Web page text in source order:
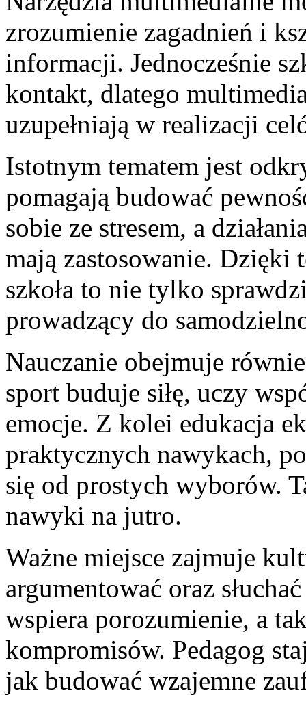
zrozumienie zagadnień i
informacji. Jednocześnie
kontakt, dlatego
uzupełniają w realizacji
Istotnym tematem jest
pomagają budować
sobie ze stresem, a
mają zastosowanie. Dzięki
szkoła to nie tylko
prowadzący do
Nauczanie obejmuje
sport buduje siłę, uczy
emocje. Z kolei edukacja
praktycznych nawykach,
się od prostych wyborów.
nawyki na jutro.
Ważne miejsce zajmuje
argumentować oraz
wspiera porozumienie, a
kompromisów. Pedagog
jak budować wzajemne